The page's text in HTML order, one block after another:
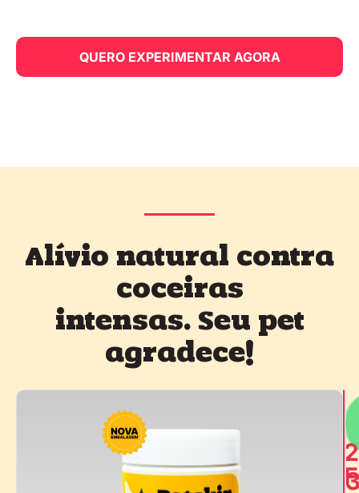
QUERO EXPERIMENTAR AGORA
Alívio natural contra
coceiras
intensas. Seu pet
agradece!
2